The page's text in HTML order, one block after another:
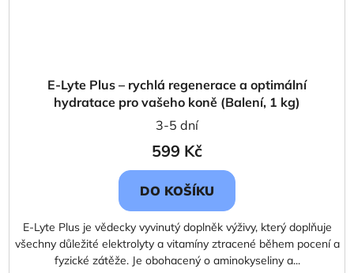
E-Lyte Plus – rychlá regenerace a optimální
hydratace pro vašeho koně (Balení, 1 kg)
3-5 dní
599 Kč
DO KOŠÍKU
E-Lyte Plus je vědecky vyvinutý doplněk výživy, který doplňuje
všechny důležité elektrolyty a vitamíny ztracené během pocení a
fyzické zátěže. Je obohacený o aminokyseliny a...